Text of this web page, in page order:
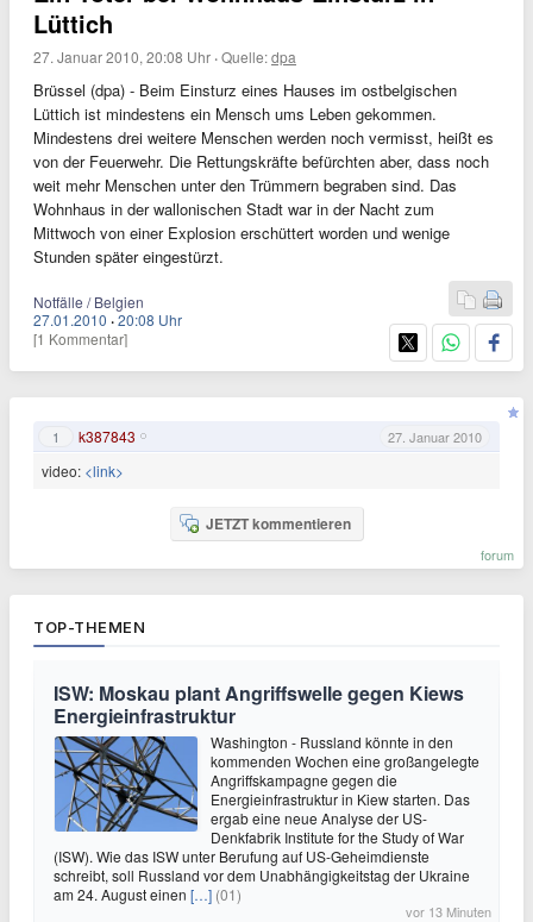
Lüttich
27. Januar 2010, 20:08 Uhr ·Quelle:dpa
Brüssel (dpa) - Beim Einsturz eines Hauses im ostbelgischen
Lüttich ist mindestens ein Mensch ums Leben gekommen.
Mindestens drei weitere Menschen werden noch vermisst, heißt es
von der Feuerwehr. Die Rettungskräfte befürchten aber, dass noch
weit mehr Menschen unter den Trümmern begraben sind. Das
Wohnhaus in der wallonischen Stadt war in der Nacht zum
Mittwoch von einer Explosion erschüttert worden und wenige
Stunden später eingestürzt.
Notfälle / Belgien
27.01.2010 ·20:08 Uhr
[1 Kommentar]
1 k387843 27. Januar 2010
video: <link>
JETZT kommentieren
forum
TOP-THEMEN
ISW: Moskau plant Angriffswelle gegen Kiews
Energieinfrastruktur
Washington - Russland könnte in den
kommenden Wochen eine großangelegte
Angriffskampagne gegen die
Energieinfrastruktur in Kiew starten. Das
ergab eine neue Analyse der US-
Denkfabrik Institute for the Study of War
(ISW). Wie das ISW unter Berufung auf US-Geheimdienste
schreibt, soll Russland vor dem Unabhängigkeitstag der Ukraine
am 24. August einen […] (01)
vor 13 Minuten